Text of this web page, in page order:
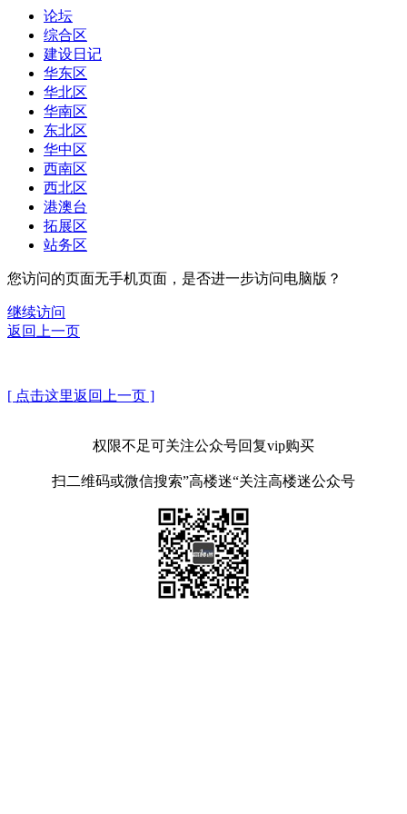
论坛
综合区
建设日记
华东区
华北区
华南区
东北区
华中区
西南区
西北区
港澳台
拓展区
站务区
您访问的页面无手机页面，是否进一步访问电脑版？
继续访问
返回上一页
[ 点击这里返回上一页 ]
权限不足可关注公众号回复vip购买
扫二维码或微信搜索”高楼迷“关注高楼迷公众号